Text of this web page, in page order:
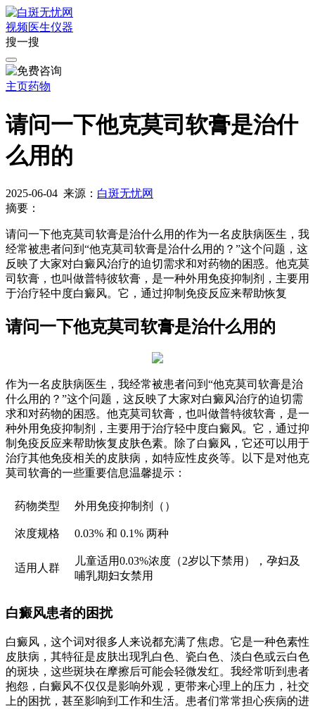
视频医生仪器
搜一搜
主页药物
请问一下他克莫司软膏是治什
么用的
2025-06-04 来源： 白斑无忧网
摘要：
请问一下他克莫司软膏是治什么用的作为一名皮肤病医生，我
经常被患者问到“他克莫司软膏是治什么用的？”这个问题，这
反映了大家对白癜风治疗的迫切需求和对药物的困惑。他克莫
司软膏，也叫做普特彼软膏，是一种外用免疫抑制剂，主要用
于治疗轻中度白癜风。它，通过抑制免疫反应来帮助恢复
请问一下他克莫司软膏是治什么用的
作为一名皮肤病医生，我经常被患者问到“他克莫司软膏是治
什么用的？”这个问题，这反映了大家对白癜风治疗的迫切需
求和对药物的困惑。他克莫司软膏，也叫做普特彼软膏，是一
种外用免疫抑制剂，主要用于治疗轻中度白癜风。它，通过抑
制免疫反应来帮助恢复皮肤色素。除了白癜风，它还可以用于
治疗其他免疫相关的皮肤病，如特应性皮炎等。以下是对他克
莫司软膏的一些重要信息温馨提示：
药物类型 外用免疫抑制剂（）
浓度规格 0.03% 和 0.1% 两种
适用人群
儿童适用0.03%浓度（2岁以下禁用），孕妇及
哺乳期妇女禁用
白癜风患者的困扰
白癜风，这个词对很多人来说都充满了焦虑。它是一种色素性
皮肤病，其特征是皮肤出现乳白色、瓷白色、淡白色或云白色
的斑块，这些斑块在摩擦后可能会轻微发红。我经常听到患者
抱怨，白癜风不仅仅是影响外观，更带来心理上的压力，社交
上的困扰，甚至影响到工作和生活。患者们常常担心疾病的进